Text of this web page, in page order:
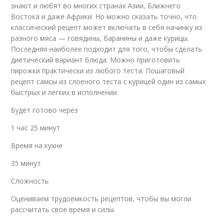
знают и любят во многих странах Азии, Ближнего
Востока и даже Африки. Но можно сказать точно, что
классический рецепт может включать в себя начинку из
разного мяса — говядины, баранины и даже курицы.
Последняя наиболее подходит для того, чтобы сделать
диетический вариант блюда. Можно приготовить
пирожки практически из любого теста. Пошаговый
рецепт самсы из слоеного теста с курицей один из самых
быстрых и легких в исполнении.
Будет готово через
1 час 25 минут
Время на кухне
35 минут
Сложность
Оцениваем трудоемкость рецептов, чтобы вы могли
рассчитать свое время и силы.